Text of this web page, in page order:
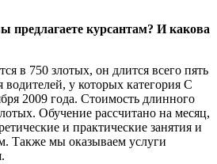
курсантам? И какова
в 750 злотых, он длится всего пять
водителей, у которых категория С
2009 года. Стоимость длинного
Обучение рассчитано на месяц,
и практические занятия и
Также мы оказываем услуги